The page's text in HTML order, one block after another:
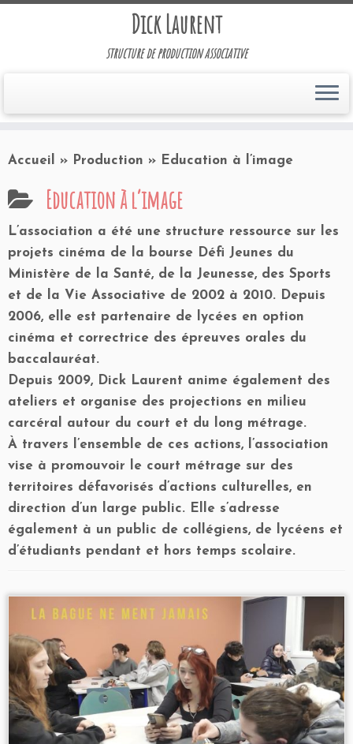
Dick Laurent
structure de production associative
Accueil » Production » Education à l’image
Education à l’image
L’association a été une structure ressource sur les
projets cinéma de la bourse Défi Jeunes du
Ministère de la Santé, de la Jeunesse, des Sports
et de la Vie Associative de 2002 à 2010. Depuis
2006, elle est partenaire de lycées en option
cinéma et correctrice des épreuves orales du
baccalauréat.
Depuis 2009, Dick Laurent anime également des
ateliers et organise des projections en milieu
carcéral autour du court et du long métrage.
À travers l’ensemble de ces actions, l’association
vise à promouvoir le court métrage sur des
territoires défavorisés d’actions culturelles, en
direction d’un large public. Elle s’adresse
également à un public de collégiens, de lycéens et
d’étudiants pendant et hors temps scolaire.